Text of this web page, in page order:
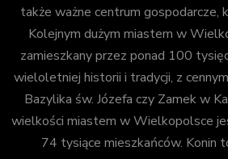
także ważne centrum gospodarcze,
Kolejnym dużym miastem w
zamieszkany przez ponad 100
wieloletniej historii i tradycji, z
Bazylika św. Józefa czy Zamek w
wielkości miastem w Wielkopolsce
74 tysiące mieszkańców. Konin